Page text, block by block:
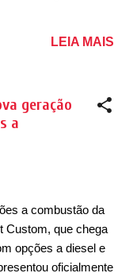
laterais, asa BMW. E
híbridos, por
a células de
De acordo com
mais viáveis que
países, onde a
elétricos ainda é
investimento
LEIA MAIS
geração
a
a combustão da
Custom, que chega
opções a diesel e
oficialmente